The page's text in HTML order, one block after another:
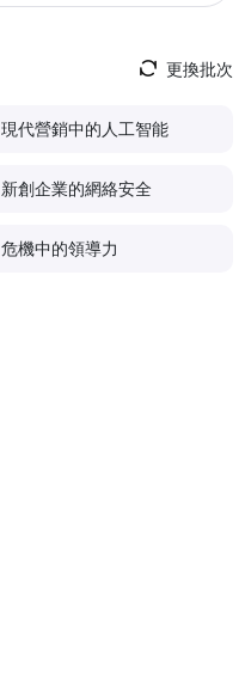
更換批次
現代營銷中的人工智能
新創企業的網絡安全
危機中的領導力